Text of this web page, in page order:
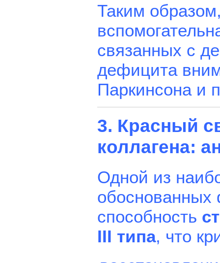
Таким
связанных с
дефицита
Паркинсона и
3. Красный
коллагена:
Одной из
обоснованных
способность
III типа, что